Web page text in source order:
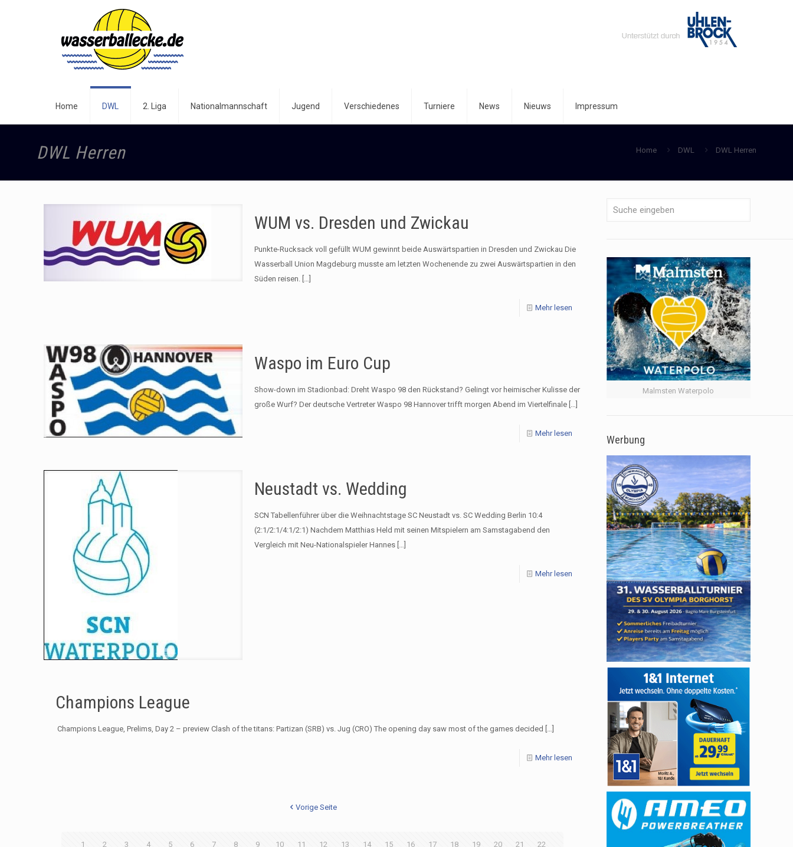
Home DWL 2. Liga Nationalmannschaft Jugend Verschiedenes Turniere News Nieuws Impressum
DWL Herren Home DWL DWL Herren
WUM vs. Dresden und Zwickau
Punkte-Rucksack voll gefüllt WUM gewinnt beide Auswärtspartien in Dresden und Zwickau Die
Wasserball Union Magdeburg musste am letzten Wochenende zu zwei Auswärtspartien in den
Süden reisen.[…]
Mehr lesen
Waspo im Euro Cup
Show-down im Stadionbad: Dreht Waspo 98 den Rückstand? Gelingt vor heimischer Kulisse der
große Wurf? Der deutsche Vertreter Waspo 98 Hannover trifft morgen Abend im Viertelfinale[…]
Mehr lesen
Neustadt vs. Wedding
SCN Tabellenführer über die Weihnachtstage SC Neustadt vs. SC Wedding Berlin 10:4
(2:1/2:1/4:1/2:1) Nachdem Matthias Held mit seinen Mitspielern am Samstagabend den
Vergleich mit Neu-Nationalspieler Hannes[…]
Mehr lesen
Champions League
​ Champions League, Prelims, Day 2 – preview Clash of the titans: Partizan (SRB) vs. Jug (CRO) The opening day saw most of the games decided […]
Mehr lesen
Vorige Seite
1 2 3 4 5 6 7 8 9 10 11 12 13 14 15 16 17 18 19 20 21 22
Malmsten Waterpolo
Werbung